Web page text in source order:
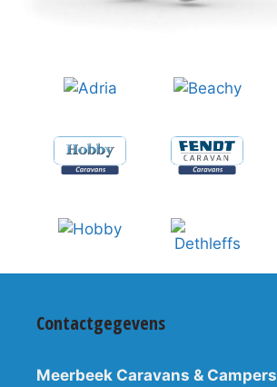
Contactgegevens
Meerbeek Caravans & Campers